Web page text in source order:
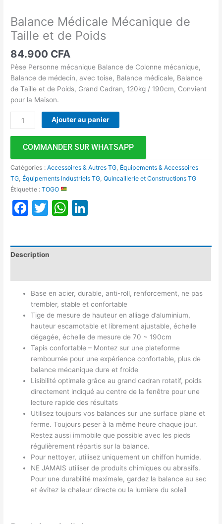
Balance Médicale Mécanique de
Taille et de Poids
84.900 CFA
Pèse Personne mécanique Balance de Colonne mécanique,
Balance de médecin, avec toise, Balance médicale, Balance
de Taille et de Poids, Grand Cadran, 120kg / 190cm, Convient
pour la Maison.
Ajouter au panier
COMMANDER SUR WHATSAPP
Catégories :Accessoires & Autres TG, Équipements & Accessoires
TG, Équipements Industriels TG,Quincaillerie et Constructions TG
Étiquette :TOGO
Facebook
TwitterWhatsApp
Description
Base en acier, durable, anti-roll, renforcement, ne pas
trembler, stable et confortable
Tige de mesure de hauteur en alliage d’aluminium,
hauteur escamotable et librement ajustable, échelle
dégagée, échelle de mesure de 70 ~ 190cm
Tapis confortable – Montez sur une plateforme
rembourrée pour une expérience confortable, plus de
balance mécanique dure et froide
Lisibilité optimale grâce au grand cadran rotatif, poids
directement indiqué au centre de la fenêtre pour une
lecture rapide des résultats
Utilisez toujours vos balances sur une surface plane et
ferme. Toujours peser à la même heure chaque jour.
Restez aussi immobile que possible avec les pieds
régulièrement répartis sur la balance.
Pour nettoyer, utilisez uniquement un chiffon humide.
NE JAMAIS utiliser de produits chimiques ou abrasifs.
Pour une durabilité maximale, gardez la balance au sec
et évitez la chaleur directe ou la lumière du soleil